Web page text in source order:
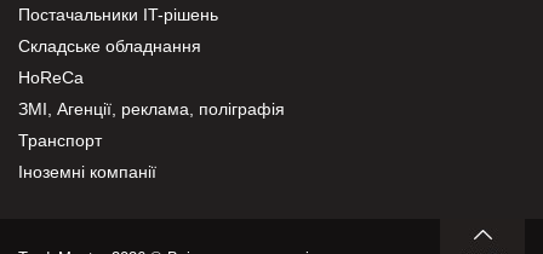
Постачальники IT-рішень
Складське обладнання
HoReCa
ЗМІ, Агенції, реклама, поліграфія
Транспорт
Іноземні компанії